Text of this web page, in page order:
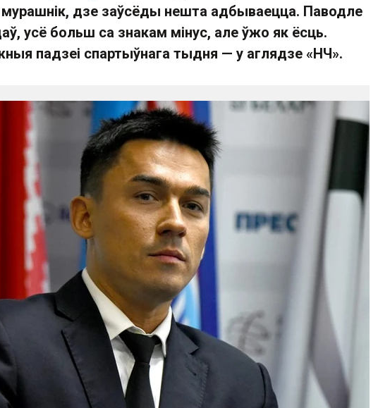
мурашнік, дзе заўсёды нешта адбываецца. Паводле
усё больш са знакам мінус, але ўжо як ёсць.
падзеі спартыўнага тыдня — у аглядзе «НЧ».